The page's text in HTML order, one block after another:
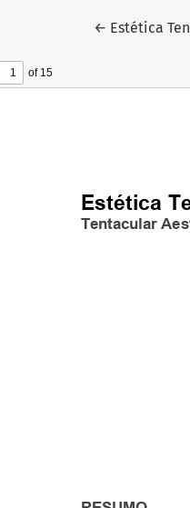
← Voltar aos
Estética